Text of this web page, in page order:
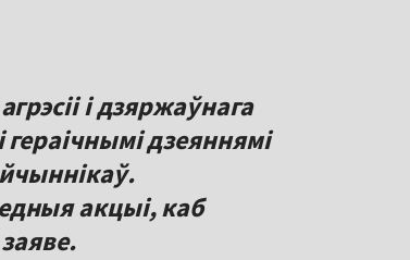
і дзяржаўнага
дзеяннямі
акцыі, каб
аддаць ім належнае», – гаворыцца ў заяве.